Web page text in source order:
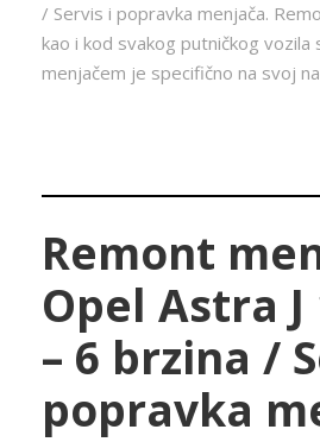
/ Servis i popravka menjača.
kao i kod svakog putničkog vozila
menjačem je specifično na svoj
Remont
Opel Astra J
– 6 brzina /
popravka